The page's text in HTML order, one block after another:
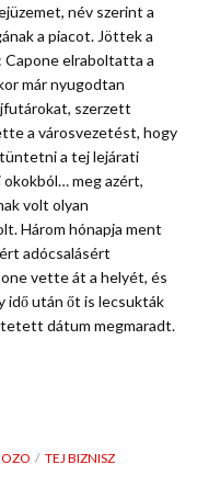
név szerint a
a piacot. Jöttek a
Capone elraboltatta a
már nyugodtan
szerzett
a városvezetést, hogy
a tej lejárati
meg azért,
volt olyan
Három hónapja ment
adócsalásért
vette át a helyét, és
idő után őt is lecsukták
dátum megmaradt.
TEJ BIZNISZ